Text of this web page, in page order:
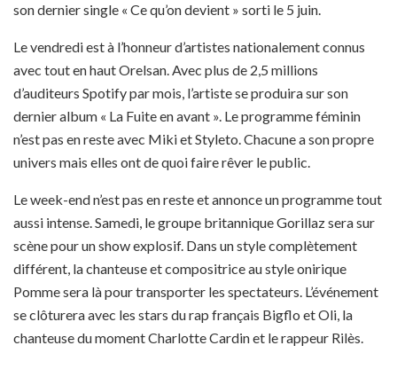
son dernier single « Ce qu’on devient » sorti le 5 juin.
Le vendredi est à l’honneur d’artistes nationalement connus
avec tout en haut Orelsan. Avec plus de 2,5 millions
d’auditeurs Spotify par mois, l’artiste se produira sur son
dernier album « La Fuite en avant ». Le programme féminin
n’est pas en reste avec Miki et Styleto. Chacune a son propre
univers mais elles ont de quoi faire rêver le public.
Le week-end n’est pas en reste et annonce un programme tout
aussi intense. Samedi, le groupe britannique Gorillaz sera sur
scène pour un show explosif. Dans un style complètement
différent, la chanteuse et compositrice au style onirique
Pomme sera là pour transporter les spectateurs. L’événement
se clôturera avec les stars du rap français Bigflo et Oli, la
chanteuse du moment Charlotte Cardin et le rappeur Rilès.